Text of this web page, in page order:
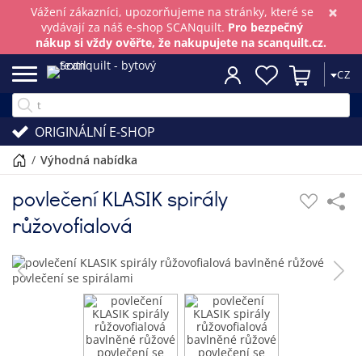
×
Vážení zákazníci, upozorňujeme na stránky, které se
vydávají za náš e-shop SCANquilt. Pro bezpečný
nákup si vždy ověřte, že nakupujete na scanquilt.cz.
CZ
ORIGINÁLNÍ E-SHOP
/ výhodná nabídka
povlečení KLASIK spirály
růžovofialová